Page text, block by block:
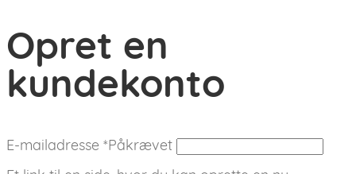
Opret en
kundekonto
E-mailadresse *Påkrævet